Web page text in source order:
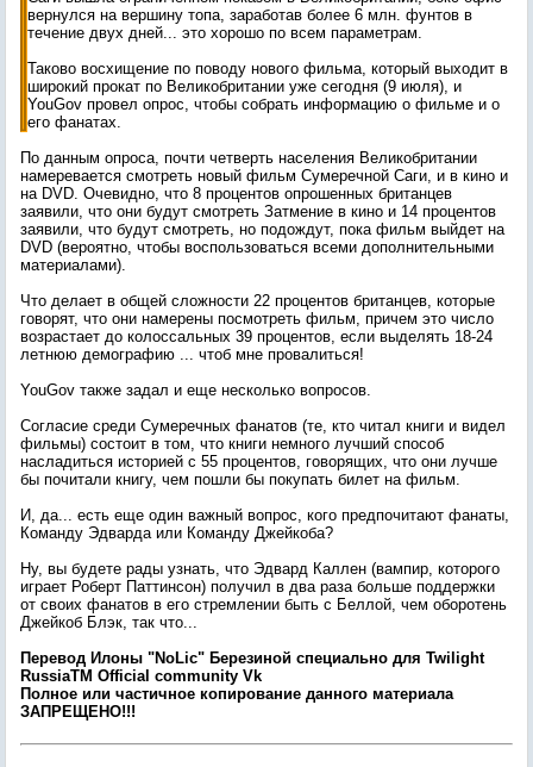
вернулся на вершину топа, заработав более 6 млн. фунтов в
течение двух дней... это хорошо по всем параметрам.
Таково восхищение по поводу нового фильма, который выходит в
широкий прокат по Великобритании уже сегодня (9 июля), и
YouGov провел опрос, чтобы собрать информацию о фильме и о
его фанатах.
По данным опроса, почти четверть населения Великобритании
намеревается смотреть новый фильм Сумеречной Саги, и в кино и
на DVD. Очевидно, что 8 процентов опрошенных британцев
заявили, что они будут смотреть Затмение в кино и 14 процентов
заявили, что будут смотреть, но подождут, пока фильм выйдет на
DVD (вероятно, чтобы воспользоваться всеми дополнительными
материалами).
Что делает в общей сложности 22 процентов британцев, которые
говорят, что они намерены посмотреть фильм, причем это число
возрастает до колоссальных 39 процентов, если выделять 18-24
летнюю демографию ... чтоб мне провалиться!
YouGov также задал и еще несколько вопросов.
Согласие среди Сумеречных фанатов (те, кто читал книги и видел
фильмы) состоит в том, что книги немного лучший способ
насладиться историей с 55 процентов, говорящих, что они лучше
бы почитали книгу, чем пошли бы покупать билет на фильм.
И, да... есть еще один важный вопрос, кого предпочитают фанаты,
Команду Эдварда или Команду Джейкоба?
Ну, вы будете рады узнать, что Эдвард Каллен (вампир, которого
играет Роберт Паттинсон) получил в два раза больше поддержки
от своих фанатов в его стремлении быть с Беллой, чем оборотень
Джейкоб Блэк, так что...
Перевод Илоны "NoLic" Березиной специально для Twilight
RussiaTM Оfficial community Vk
Пoлнoe или чacтичнoe кoпиpoвaниe дaннoгo мaтepиaлa
ЗАПРЕЩЕНО!!!